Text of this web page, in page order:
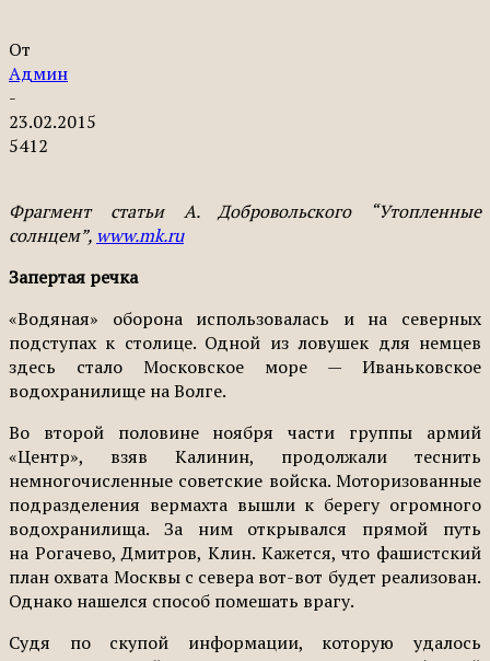
От
Админ
-
23.02.2015
5412
Фрагмент статьи А. Добровольского “Утопленные
солнцем”, www.mk.ru
Запертая речка
«Водяная» оборона использовалась и на северных
подступах к столице. Одной из ловушек для немцев
здесь стало Московское море — Иваньковское
водохранилище на Волге.
Во второй половине ноября части группы армий
«Центр», взяв Калинин, продолжали теснить
немногочисленные советские войска. Моторизованные
подразделения вермахта вышли к берегу огромного
водохранилища. За ним открывался прямой путь
на Рогачево, Дмитров, Клин. Кажется, что фашистский
план охвата Москвы с севера вот-вот будет реализован.
Однако нашелся способ помешать врагу.
Судя по скупой информации, которую удалось